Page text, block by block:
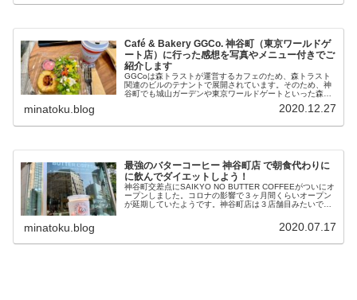
Café & Bakery GGCo. 神谷町（東京ワールドゲ
ート店）に行った感想を写真やメニュー付きでご
紹介します
GGCoは森トラストが運営するカフェのため、森トラスト
関連のビルのテナントで展開されています。そのため、神
谷町でも城山ガーデンや東京ワールドゲートといった森ト
minatoku.blog 2020.12.27
最強のバターコーヒー 神谷町店 で朝食代わりに
に飲んでダイエットしよう！
神谷町交差点にSAIKYO NO BUTTER COFFEEがついにオ
ープンしました。コロナの影響で３ヶ月間くらいオープン
が延期していたようです。神谷町店は３店舗目みたいです
minatoku.blog 2020.07.17